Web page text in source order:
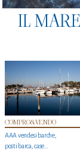
IL
COMPRO&VENDO
AAA vendesi barche,
posti barca, case…